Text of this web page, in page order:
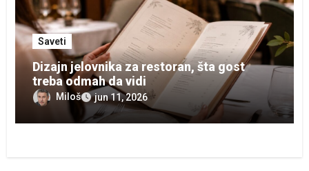
Saveti
Dizajn jelovnika za restoran, šta gost
treba odmah da vidi
Miloš jun 11, 2026